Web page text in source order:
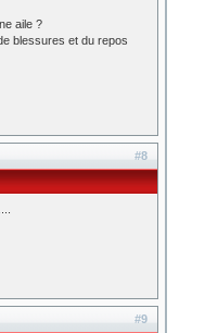
aile ?
blessures et du repos
#8
#9